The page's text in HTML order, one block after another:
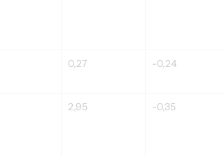
0,27 -0,24
2,95 -0,35